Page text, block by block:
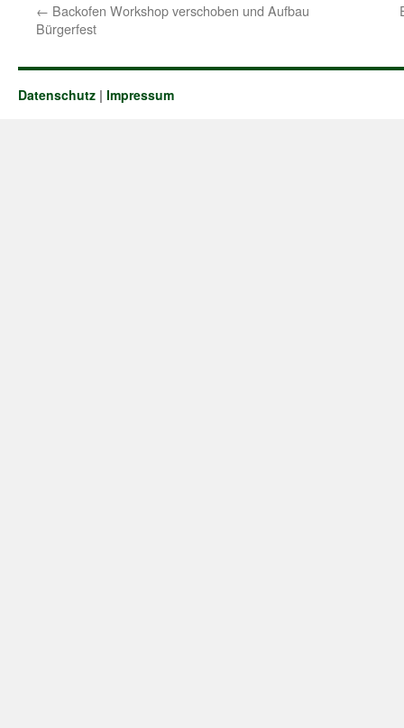
← Backofen Workshop verschoben und Aufbau
Bürgerfest
Datenschutz | Impressum